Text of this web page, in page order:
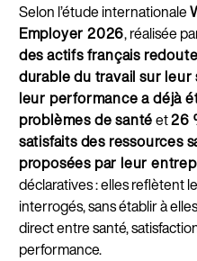
Selon l’étude internationale
Employer 2026, réalisée
des actifs français
durable du travail sur leur
leur performance a déjà
problèmes de santéet26
satisfaits des ressources
proposées par leur
déclaratives : elles reflètent
interrogés, sans établir à
direct entre santé,
performance.